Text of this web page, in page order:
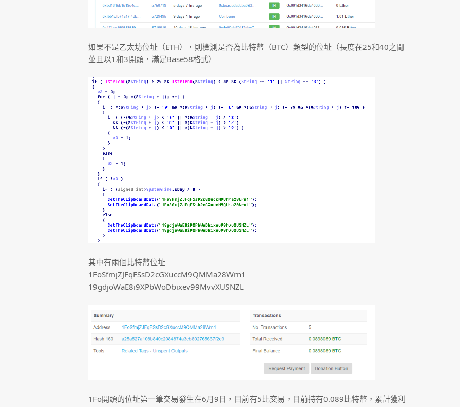
如果不是乙太坊位址（ETH），則檢測是否為比特幣（BTC）類型的位址（長度在25和40之間
並且以1和3開頭，滿足Base58格式）
其中有兩個比特幣位址
1FoSfmjZJFqFSsD2cGXuccM9QMMa28Wrn1
19gdjoWaE8i9XPbWoDbixev99MvvXUSNZL
1Fo開頭的位址第一筆交易發生在6月9日，目前有5比交易，目前持有0.089比特幣，累計獲利